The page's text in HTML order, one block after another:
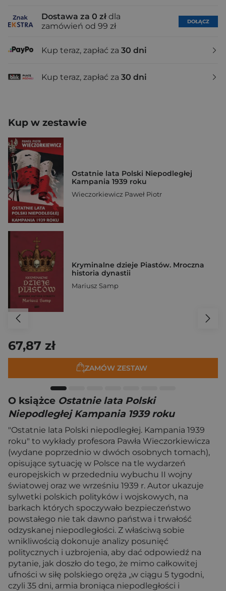
Dostawa za 0 zł dla
zamówień od 99 zł
DOŁĄCZ
Kup teraz, zapłać za 30 dni
Kup teraz, zapłać za 30 dni
Kup w zestawie
Ostatnie lata Polski Niepodległej
Kampania 1939 roku
Wieczorkiewicz Paweł Piotr
Kryminalne dzieje Piastów. Mroczna
historia dynastii
Mariusz Samp
67,87 zł
ZAMÓW ZESTAW
O książce Ostatnie lata Polski
Niepodległej Kampania 1939 roku
"Ostatnie lata Polski niepodległej. Kampania 1939
roku" to wykłady profesora Pawła Wieczorkiewicza
(wydane poprzednio w dwóch osobnych tomach),
opisujące sytuację w Polsce na tle wydarzeń
europejskich w przededniu wybuchu II wojny
światowej oraz we wrześniu 1939 r. Autor ukazuje
sylwetki polskich polityków i wojskowych, na
barkach których spoczywało bezpieczeństwo
powstałego nie tak dawno państwa i trwałość
odzyskanej niepodległości. Z właściwą sobie
wnikliwością dokonuje analizy posunięć
politycznych i uzbrojenia, aby dać odpowiedź na
pytanie, jak doszło do tego, że mimo całkowitej
ufności w siłę polskiego oręża „w ciągu 5 tygodni,
czyli 35 dni, armia broniąca niepodległości i